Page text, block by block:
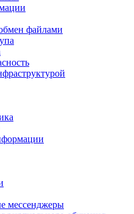
файлами
мессенджеры